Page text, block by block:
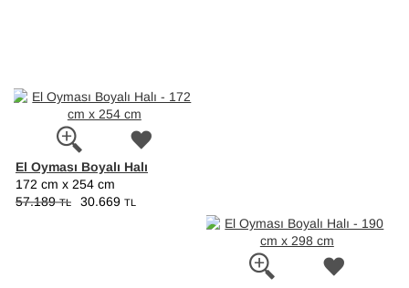
El Oyması Boyalı Halı
172 cm x 254 cm
57.189TL 30.669 TL